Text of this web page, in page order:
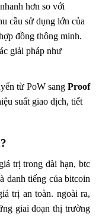
hơn so với
cầu sử dụng lớn của
đồng thông minh.
giải pháp như
từ PoW sang Proof
suất giao dịch, tiết
trị trong dài hạn, btc
danh tiếng của bitcoin
trị an toàn. ngoài ra,
giai đoạn thị trường